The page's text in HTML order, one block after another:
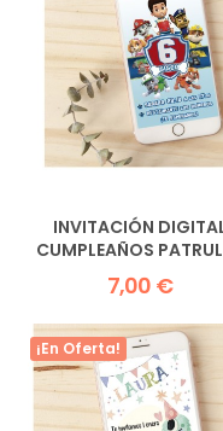
INVITACIÓN
CUMPLEAÑOS
CANINA
7,00 €
¡En Oferta!